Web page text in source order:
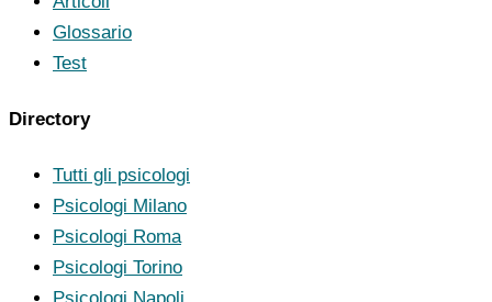
Glossario
Test
Directory
Tutti gli psicologi
Psicologi Milano
Psicologi Roma
Psicologi Torino
Psicologi Napoli